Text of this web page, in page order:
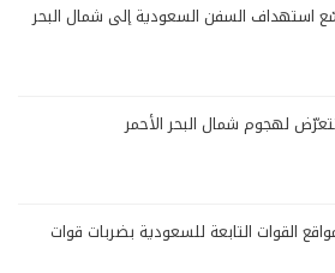
استهداف السفن السعودية إلى شمال البحر
لهجوم شمال البحر الأحمر
القوات التابعة للسعودية بضربات قوات